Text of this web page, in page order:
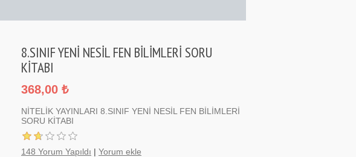
8.SINIF YENİ NESİL FEN BİLİMLERİ SORU
KİTABI
368,00 ₺
NİTELİK YAYINLARI 8.SINIF YENİ NESİL FEN BİLİMLERİ
SORU KİTABI
148 Yorum Yapıldı | Yorum ekle